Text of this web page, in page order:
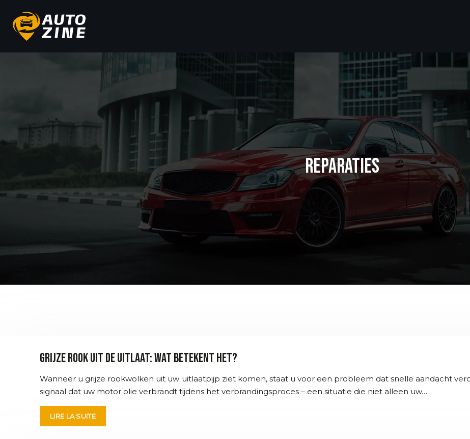
REPARATIES
Grijze rook uit de uitlaat: wat betekent het?
Wanneer u grijze rookwolken uit uw uitlaatpijp ziet komen, staat u voor een probleem dat snelle aandacht
signaal dat uw motor olie verbrandt tijdens het verbrandingsproces – een situatie die niet alleen uw…
LIRE LA SUITE